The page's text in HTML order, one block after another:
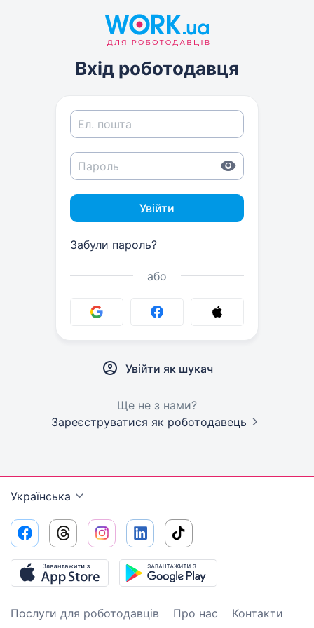
Вхід роботодавця
Увійти
Забули пароль?
або
Увійти як шукач
Ще не з нами?
Зареєструватися як роботодавець
Українська
Послуги для роботодавців Про нас
Контакти